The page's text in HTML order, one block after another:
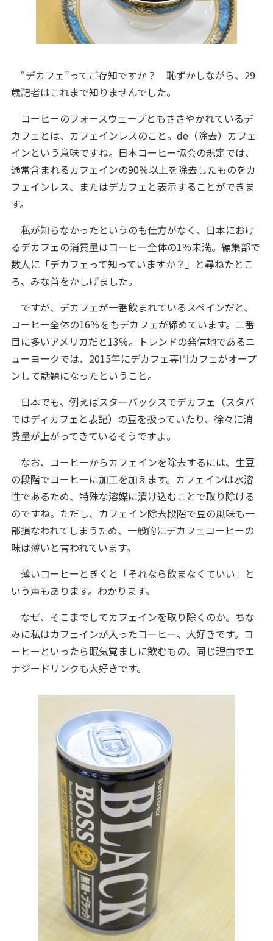
“デカフェ”ってご存知ですか？ 恥ずかしながら、29
歳記者はこれまで知りませんでした。
コーヒーのフォースウェーブともささやかれているデ
カフェとは、カフェインレスのこと。de（除去）カフェ
インという意味ですね。日本コーヒー協会の規定では、
通常含まれるカフェインの90％以上を除去したものをカ
フェインレス、またはデカフェと表示することができま
す。
私が知らなかったというのも仕方がなく、日本におけ
るデカフェの消費量はコーヒー全体の1％未満。編集部で
数人に「デカフェって知っていますか？」と尋ねたとこ
ろ、みな首をかしげました。
ですが、デカフェが一番飲まれているスペインだと、
コーヒー全体の16％をもデカフェが締めています。二番
目に多いアメリカだと13％。トレンドの発信地であるニ
ューヨークでは、2015年にデカフェ専門カフェがオープ
ンして話題になったということ。
日本でも、例えばスターバックスでデカフェ（スタバ
ではディカフェと表記）の豆を扱っていたり、徐々に消
費量が上がってきているそうですよ。
なお、コーヒーからカフェインを除去するには、生豆
の段階でコーヒーに加工を加えます。カフェインは水溶
性であるため、特殊な溶媒に漬け込むことで取り除ける
のですね。ただし、カフェイン除去段階で豆の風味も一
部損なわれてしまうため、一般的にデカフェコーヒーの
味は薄いと言われています。
薄いコーヒーときくと「それなら飲まなくていい」と
いう声もあります。わかります。
なぜ、そこまでしてカフェインを取り除くのか。ちな
みに私はカフェインが入ったコーヒー、大好きです。コ
ーヒーといったら眠気覚ましに飲むもの。同じ理由でエ
ナジードリンクも大好きです。